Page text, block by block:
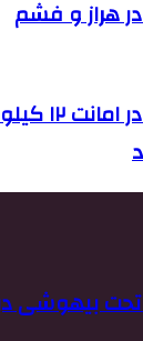
هراز و فشم
متهم
بیهوشی